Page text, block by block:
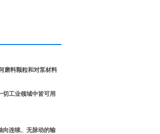
磨料颗粒和对泵材料
工业领域中皆可用
向连续、无脉动的输